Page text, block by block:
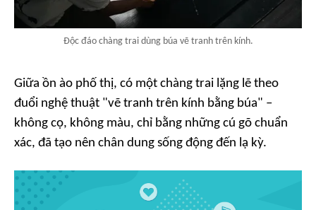
Độc đáo chàng trai dùng búa vẽ tranh trên kính.
Giữa ồn ào phố thị, có một chàng trai lặng lẽ theo
đuổi nghệ thuật "vẽ tranh trên kính bằng búa" –
không cọ, không màu, chỉ bằng những cú gõ chuẩn
xác, đã tạo nên chân dung sống động đến lạ kỳ.